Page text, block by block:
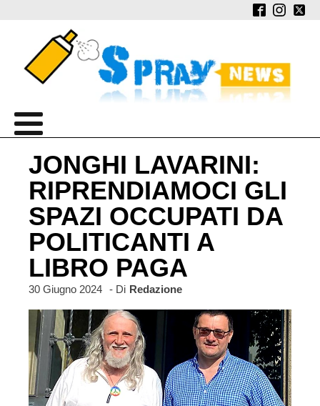
JONGHI LAVARINI:
RIPRENDIAMOCI GLI
SPAZI OCCUPATI DA
POLITICANTI A
LIBRO PAGA
30 Giugno 2024 - Di Redazione